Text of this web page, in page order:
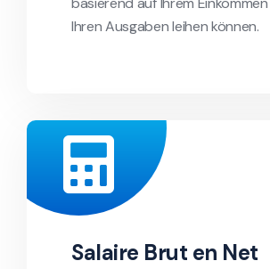
Ihren Ausgaben leihen können.
Salaire Brut en Net